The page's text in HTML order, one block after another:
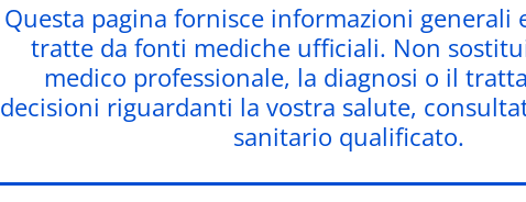
Questa pagina fornisce informazioni generali
tratte da fonti mediche ufficiali. Non
medico professionale, la diagnosi o il
decisioni riguardanti la vostra salute,
sanitario qualificato.